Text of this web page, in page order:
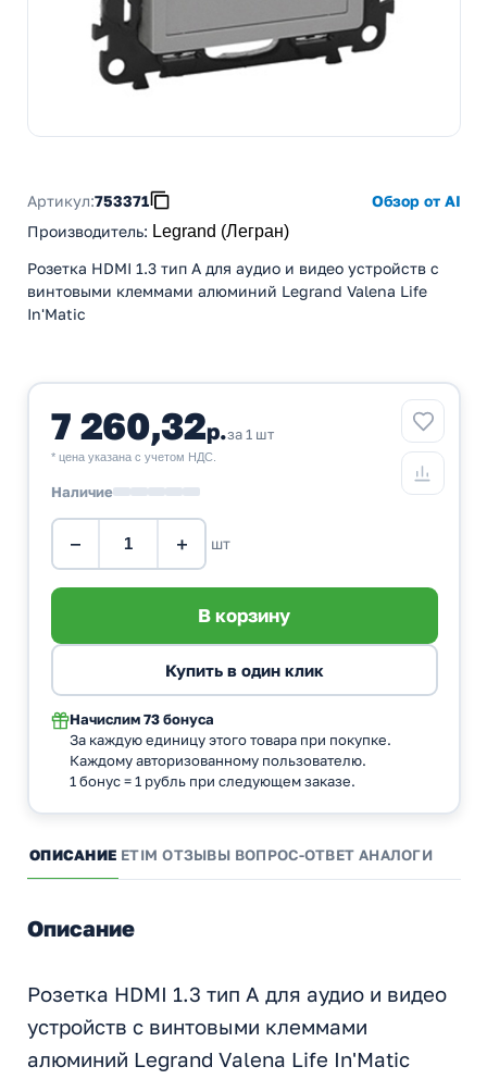
Артикул:753371
Обзор от AI
Производитель: Legrand (Легран)
Розетка HDMI 1.3 тип А для аудио и видео устройств с
винтовыми клеммами алюминий Legrand Valena Life
In'Matic
7 260,32р.за 1 шт
* цена указана с учетом НДС.
Наличие
− + шт
Начислим 73 бонуса
За каждую единицу этого товара при покупке.
Каждому авторизованному пользователю.
1 бонус = 1 рубль при следующем заказе.
ОПИСАНИЕ ETIM ОТЗЫВЫ ВОПРОС-ОТВЕТ АНАЛОГИ
Описание
Розетка HDMI 1.3 тип А для аудио и видео
устройств с винтовыми клеммами
алюминий Legrand Valena Life In'Matic